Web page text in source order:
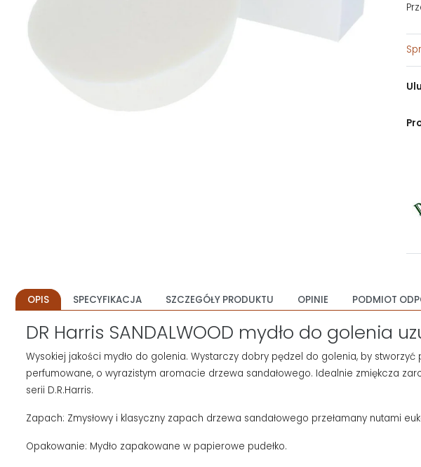
OPIS SPECYFIKACJA SZCZEGÓŁY PRODUKTU OPINIE PODMIOT
DR Harris SANDALWOOD mydło do golenia
Wysokiej jakości mydło do golenia. Wystarczy dobry pędzel do golenia, by
perfumowane, o wyrazistym aromacie drzewa sandałowego. Idealnie zmiękcza
serii D.R.Harris.
Zapach: Zmysłowy i klasyczny zapach drzewa sandałowego przełamany nutami
Opakowanie: Mydło zapakowane w papierowe pudełko.